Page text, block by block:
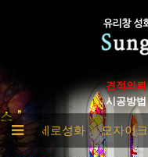
견적의뢰
시공방법
화 세로성화 모자이크